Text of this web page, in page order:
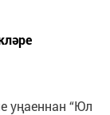
уңаеннан “Юл